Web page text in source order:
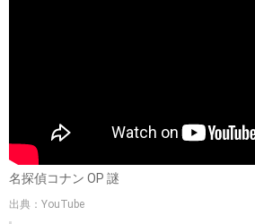
名探偵コナン OP 謎
出典：YouTube